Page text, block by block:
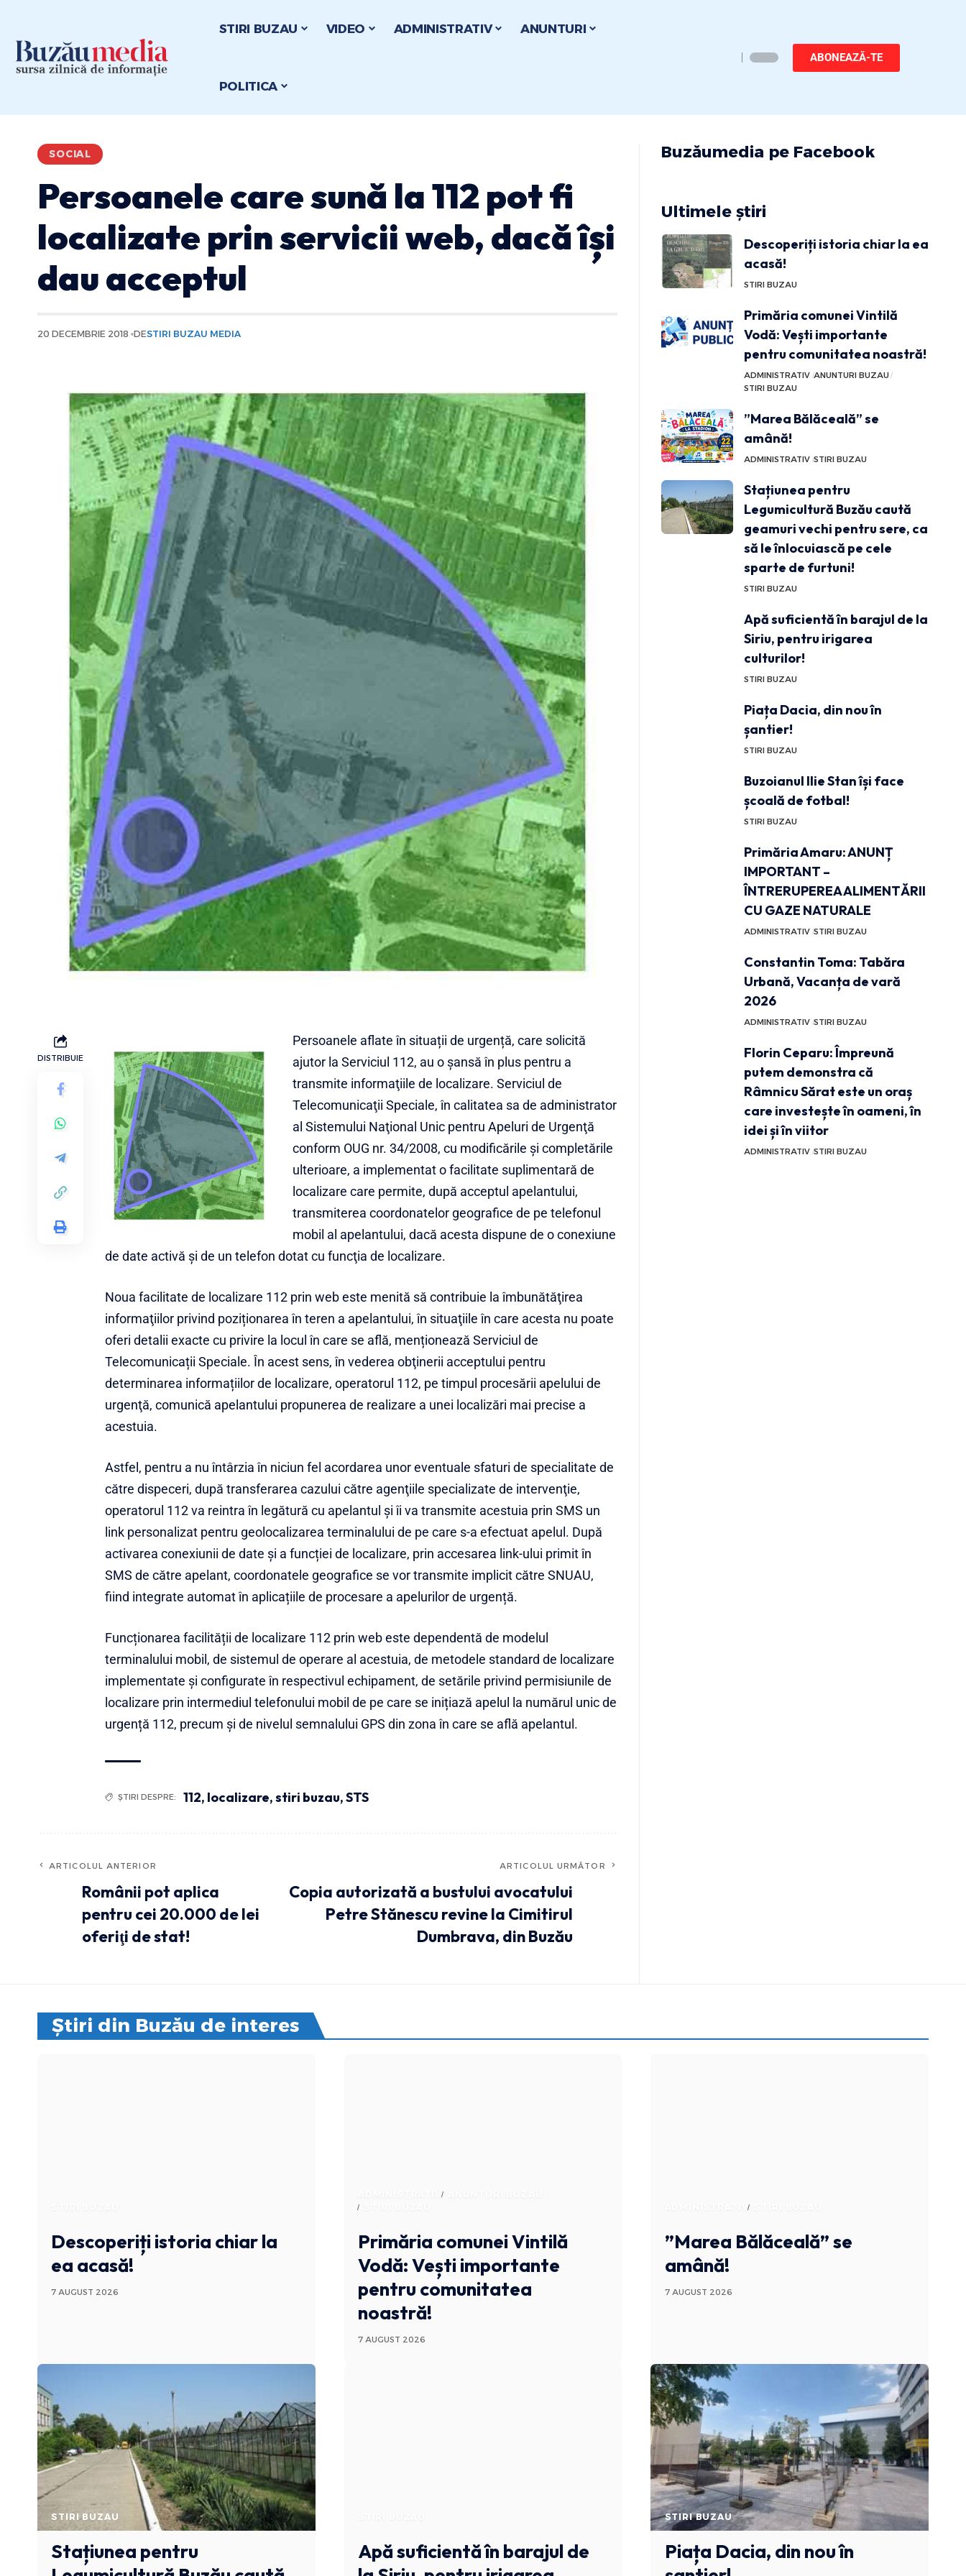
STIRI BUZAU VIDEO ADMINISTRATIV ANUNTURI
POLITICA
ABONEAZĂ-TE
SOCIAL
Persoanele care sună la 112 pot fi
localizate prin servicii web, dacă își
dau acceptul
20 DECEMBRIE 2018 DESTIRI BUZAU MEDIA
DISTRIBUIE
Persoanele aflate în situații de urgență, care solicită
ajutor la Serviciul 112, au o şansă în plus pentru a
transmite informaţiile de localizare. Serviciul de
Telecomunicaţii Speciale, în calitatea sa de administrator
al Sistemului Naţional Unic pentru Apeluri de Urgenţă
conform OUG nr. 34/2008, cu modificările şi completările
ulterioare, a implementat o facilitate suplimentară de
localizare care permite, după acceptul apelantului,
transmiterea coordonatelor geografice de pe telefonul
mobil al apelantului, dacă acesta dispune de o conexiune
de date activă şi de un telefon dotat cu funcţia de localizare.
Noua facilitate de localizare 112 prin web este menită să contribuie la îmbunătăţirea
informaţiilor privind poziționarea în teren a apelantului, în situaţiile în care acesta nu poate
oferi detalii exacte cu privire la locul în care se află, menționează Serviciul de
Telecomunicații Speciale. În acest sens, în vederea obţinerii acceptului pentru
determinarea informațiilor de localizare, operatorul 112, pe timpul procesării apelului de
urgenţă, comunică apelantului propunerea de realizare a unei localizări mai precise a
acestuia.
Astfel, pentru a nu întârzia în niciun fel acordarea unor eventuale sfaturi de specialitate de
către dispeceri, după transferarea cazului către agenţiile specializate de intervenţie,
operatorul 112 va reintra în legătură cu apelantul şi îi va transmite acestuia prin SMS un
link personalizat pentru geolocalizarea terminalului de pe care s-a efectuat apelul. După
activarea conexiunii de date și a funcției de localizare, prin accesarea link-ului primit în
SMS de către apelant, coordonatele geografice se vor transmite implicit către SNUAU,
fiind integrate automat în aplicațiile de procesare a apelurilor de urgență.
Funcționarea facilității de localizare 112 prin web este dependentă de modelul
terminalului mobil, de sistemul de operare al acestuia, de metodele standard de localizare
implementate și configurate în respectivul echipament, de setările privind permisiunile de
localizare prin intermediul telefonului mobil de pe care se inițiază apelul la numărul unic de
urgență 112, precum și de nivelul semnalului GPS din zona în care se află apelantul.
ȘTIRI DESPRE: 112, localizare,stiri buzau,STS
ARTICOLUL ANTERIOR
Românii pot aplica
pentru cei 20.000 de lei
oferiţi de stat!
ARTICOLUL URMĂTOR
Copia autorizată a bustului avocatului
Petre Stănescu revine la Cimitirul
Dumbrava, din Buzău
Buzăumedia pe Facebook
Ultimele știri
Descoperiți istoria chiar la ea
acasă!
STIRI BUZAU
Primăria comunei Vintilă
Vodă: Vești importante
pentru comunitatea noastră!
ADMINISTRATIV ANUNTURI BUZAU
STIRI BUZAU
”Marea Bălăceală” se
amână!
ADMINISTRATIV STIRI BUZAU
Stațiunea pentru
Legumicultură Buzău caută
geamuri vechi pentru sere, ca
să le înlocuiască pe cele
sparte de furtuni!
STIRI BUZAU
Apă suficientă în barajul de la
Siriu, pentru irigarea
culturilor!
STIRI BUZAU
Piața Dacia, din nou în
șantier!
STIRI BUZAU
Buzoianul Ilie Stan își face
școală de fotbal!
STIRI BUZAU
Primăria Amaru: ANUNȚ
IMPORTANT –
ÎNTRERUPEREA ALIMENTĂRII
CU GAZE NATURALE
ADMINISTRATIV STIRI BUZAU
Constantin Toma: Tabăra
Urbană, Vacanța de vară
2026
ADMINISTRATIV STIRI BUZAU
Florin Ceparu: Împreună
putem demonstra că
Râmnicu Sărat este un oraș
care investește în oameni, în
idei și în viitor
ADMINISTRATIV STIRI BUZAU
Știri din Buzău de interes
Descoperiți istoria chiar la
ea acasă!
7 AUGUST 2026
ADMINISTRATIV
Primăria comunei Vintilă
Vodă: Vești importante
pentru comunitatea
noastră!
7 AUGUST 2026
ADMINISTRATIV
”Marea Bălăceală” se
amână!
7 AUGUST 2026
STIRI BUZAU
Stațiunea pentru
Apă suficientă în barajul de
STIRI BUZAU
Piața Dacia, din nou în